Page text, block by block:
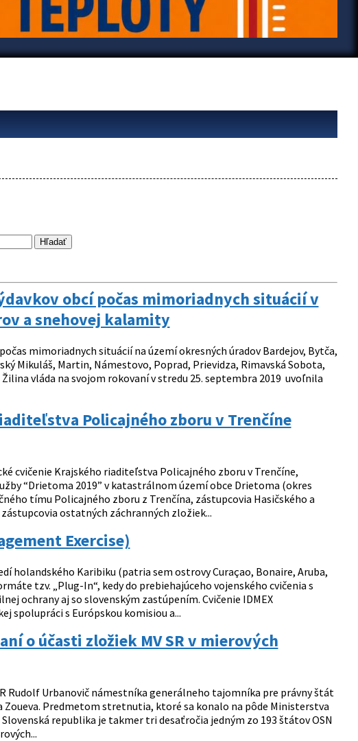
obcí počas mimoriadnych situácií v
a snehovej kalamity
mimoriadnych situácií na území okresných úradov Bardejov, Bytča,
Mikuláš, Martin, Námestovo, Poprad, Prievidza, Rimavská Sobota,
vláda na svojom rokovaní v stredu 25. septembra 2019 uvoľnila
Policajného zboru v Trenčíne
cvičenie Krajského riaditeľstva Policajného zboru v Trenčíne,
“Drietoma 2019” v katastrálnom území obce Drietoma (okres
tímu Policajného zboru z Trenčína, zástupcovia Hasičského a
ostatných záchranných zložiek...
Exercise)
holandského Karibiku (patria sem ostrovy Curaçao, Bonaire, Aruba,
tzv. „Plug-In“, kedy do prebiehajúceho vojenského cvičenia s
ochrany aj so slovenským zastúpením. Cvičenie IDMEX
spolupráci s Európskou komisiou a...
o účasti zložiek MV SR v mierových
Rudolf Urbanovič námestníka generálneho tajomníka pre právny štát
Predmetom stretnutia, ktoré sa konalo na pôde Ministerstva
republika je takmer tri desaťročia jedným zo 193 štátov OSN